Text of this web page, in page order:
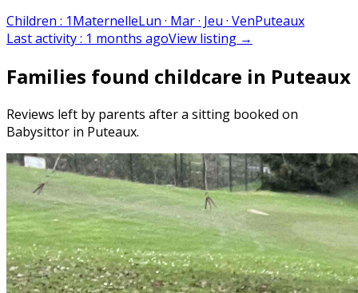
Children : 1MaternelleLun · Mar · Jeu · VenPuteaux
Last activity: 1 months agoView listing →
Families found childcare in Puteaux
Reviews left by parents after a sitting booked on
Babysittor in Puteaux.